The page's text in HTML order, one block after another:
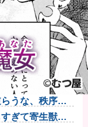
けぇ壁」に引
写真を投稿し
てみた…みんな
円ｗｗｗｗ
…予算案で膨
に上陸した某
うな、秩序を
ぎて寄生獣み